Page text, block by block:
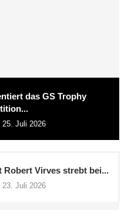
das GS Trophy
25. Juli 2026
Robert Virves strebt bei...
23. Juli 2026